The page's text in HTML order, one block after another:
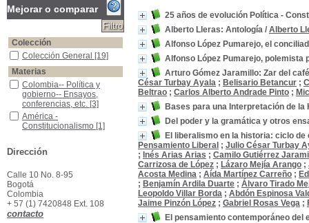
25 años de evolución Política -
Alberto Lleras: Antología / Alberto
Alfonso López Pumarejo, el
Alfonso López Pumarejo, polemista
Arturo Gómez Jaramillo: Zar del
César Turbay Ayala ; Belisario Betancur ;
Beltrao ; Carlos Alberto Andrade Pinto ;
Bases para una Interpretación de la
Del poder y la gramática y otros
El liberalismo en la historia: ciclo
Pensamiento Liberal ; Julio César Turbay
; Inés Arias Arias ; Camilo Gutiérrez
Carrizosa de López ; Lázaro Mejía Arango ;
Acosta Medina ; Aída Martínez Carreño ;
; Benjamín Ardila Duarte ; Álvaro Tirado
Leopoldo Villar Borda ; Abdón Espinosa
Jaime Pinzón López ; Gabriel Rosas Vega ;
El pensamiento contemporáneo del
Mejorar o comparar
Colección
Colección General
Colección General [19]
Materias
Colombia-- Política y gobierno-- Ensayos, conferencias, etc.
Colombia-- Política y
gobierno-- Ensayos,
conferencias, etc. [3]
América - Constitucionalismo
América -
Constitucionalismo [1]
América del Sur -Descripciones y Viajes
Descripciones y Viajes
Arte - Historia - Europa - siglos XVII - XVIII
siglos XVII - XVIII
Arte Americano - América - siglos XVI - XX
Arte Americano - América -
siglos XVI - XX
Cartas Intimas -Alfonso López Michelsen -1929 -1940 -1058
Cartas Intimas -Alfonso
López Michelsen -1929
Dirección
Calle 10 No. 8-95
Bogotá
Colombia
+ 57 (1) 7420848 Ext. 108
contacto